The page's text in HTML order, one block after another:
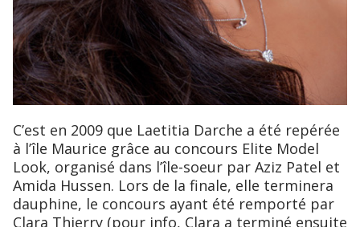
C’est en 2009 que Laetitia Darche a été repérée
à l’île Maurice grâce au concours Elite Model
Look, organisé dans l’île-soeur par Aziz Patel et
Amida Hussen. Lors de la finale, elle terminera
dauphine, le concours ayant été remporté par
Clara Thierry (pour info, Clara a terminé ensuite